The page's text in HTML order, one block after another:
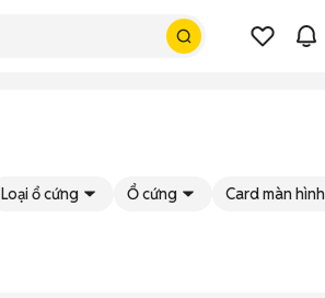
Loại ổ cứng Ổ cứng Card màn hình